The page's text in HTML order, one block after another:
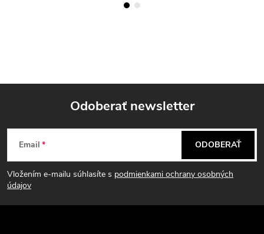
Z
á
p
Odoberať newsletter
Email
Vložením e-mailu súhlasíte s podmienkami ochrany osobných
údajov
ODOBERAŤ